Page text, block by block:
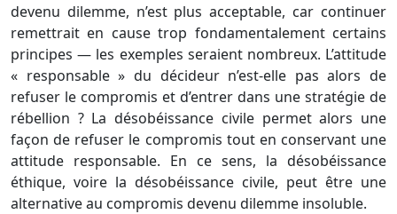
devenu dilemme, n’est plus acceptable, car continuer
remettrait en cause trop fondamentalement certains
principes — les exemples seraient nombreux. L’attitude
« responsable » du décideur n’est-elle pas alors de
refuser le compromis et d’entrer dans une stratégie de
rébellion ? La désobéissance civile permet alors une
façon de refuser le compromis tout en conservant une
attitude responsable. En ce sens, la désobéissance
éthique, voire la désobéissance civile, peut être une
alternative au compromis devenu dilemme insoluble.